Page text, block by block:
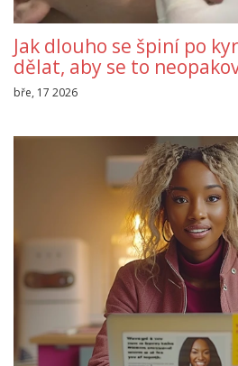
Jak dlouho se špiní po
dělat, aby se to
bře, 17 2026